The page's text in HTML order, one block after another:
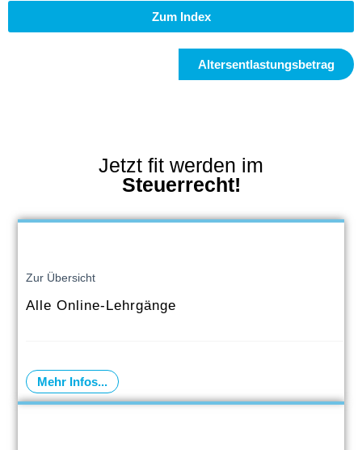
Zum Index
Altersentlastungsbetrag
Jetzt fit werden im
Steuerrecht!
Zur Übersicht
Alle Online-Lehrgänge
Mehr Infos...